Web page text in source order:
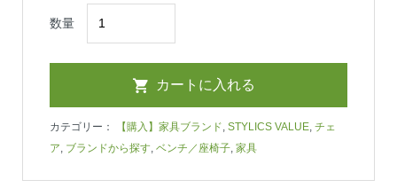
数量
カテゴリー： 【購入】家具ブランド, STYLICS VALUE, チェ
ア, ブランドから探す, ベンチ／座椅子, 家具